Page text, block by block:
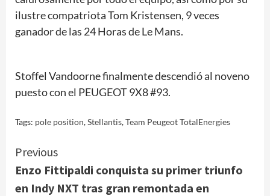
ilustre compatriota Tom Kristensen, 9 veces
ganador de las 24 Horas de Le Mans.
Stoffel Vandoorne finalmente descendió al noveno
puesto con el PEUGEOT 9X8 #93.
Tags: pole position,Stellantis,Team Peugeot TotalEnergies
Continue
Reading
Previous
Enzo Fittipaldi conquista su primer triunfo
en Indy NXT tras gran remontada en